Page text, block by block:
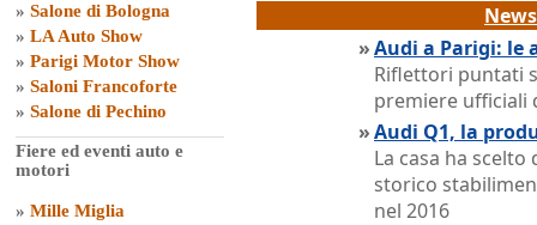
» Salone di Bologna
» LA Auto Show
» Parigi Motor Show
» Saloni Francoforte
» Salone di Pechino
Fiere ed eventi auto e
motori
» Mille Miglia
»Audi a Parigi: le
Riflettori puntati
premiere ufficiali
»Audi Q1, la
La casa ha
storico
nel 2016